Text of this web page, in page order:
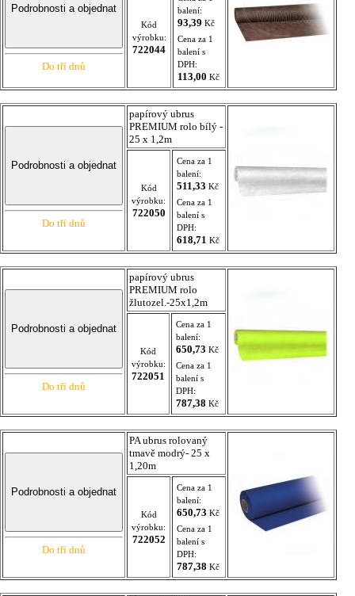
Do tří dnů
Kód
výrobku:
722044
balení:
93,39 Kč
Cena za 1
balení s
DPH:
113,00 Kč
Do tří dnů
papírový ubrus
PREMIUM rolo bílý -
25 x 1,2m
Kód
výrobku:
722050
Cena za 1
balení:
511,33 Kč
Cena za 1
balení s
DPH:
618,71 Kč
Do tří dnů
papírový ubrus
PREMIUM rolo
žlutozel.-25x1,2m
Kód
výrobku:
722051
Cena za 1
balení:
650,73 Kč
Cena za 1
balení s
DPH:
787,38 Kč
Do tří dnů
PA ubrus rolovaný
tmavě modrý- 25 x
1,20m
Kód
výrobku:
722052
Cena za 1
balení:
650,73 Kč
Cena za 1
balení s
DPH:
787,38 Kč